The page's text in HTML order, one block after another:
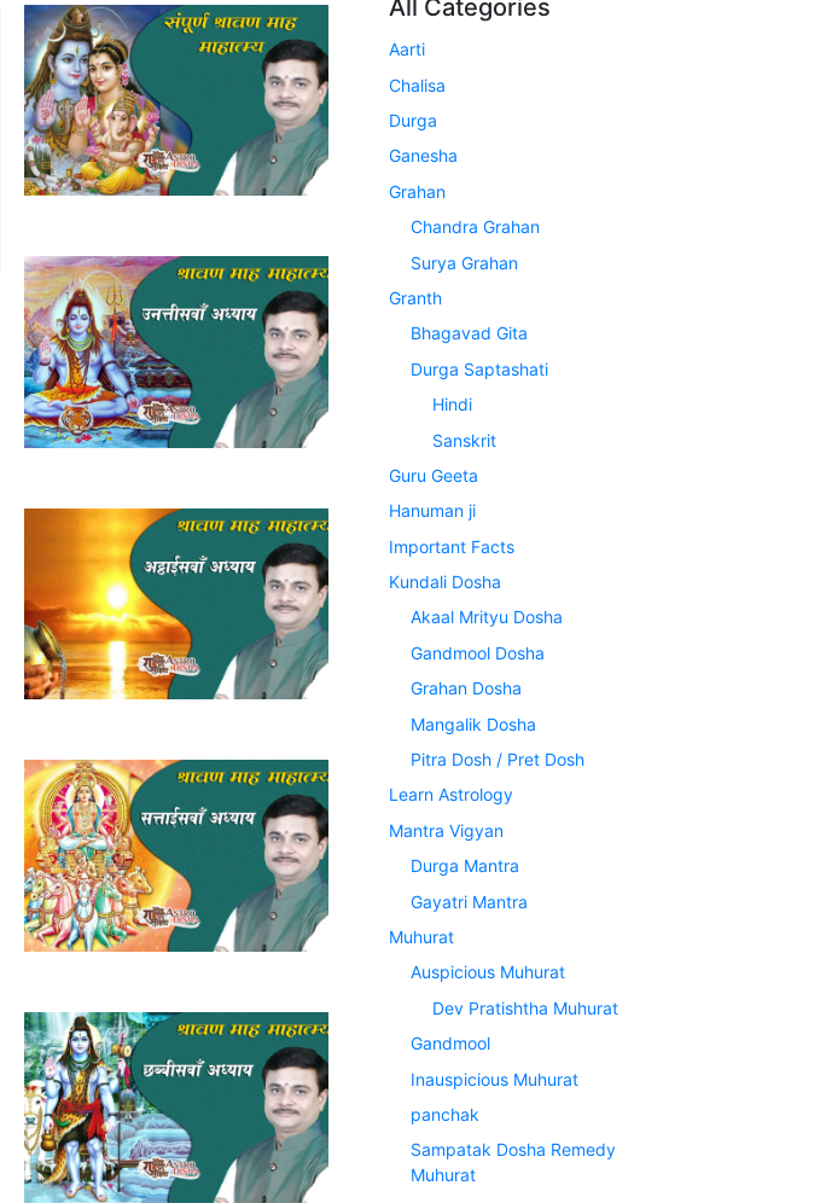
All Categories
Aarti
Chalisa
Durga
Ganesha
Grahan
Chandra Grahan
Surya Grahan
Granth
Bhagavad Gita
Durga Saptashati
Hindi
Sanskrit
Guru Geeta
Hanuman ji
Important Facts
Kundali Dosha
Akaal Mrityu Dosha
Gandmool Dosha
Grahan Dosha
Mangalik Dosha
Pitra Dosh / Pret Dosh
Learn Astrology
Mantra Vigyan
Durga Mantra
Gayatri Mantra
Muhurat
Auspicious Muhurat
Dev Pratishtha Muhurat
Gandmool
Inauspicious Muhurat
panchak
Sampatak Dosha Remedy
Muhurat